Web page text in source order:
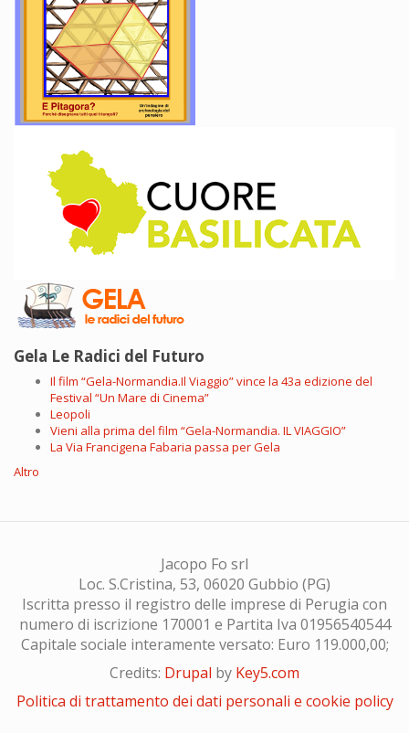
Gela Le Radici del Futuro
Il film “Gela-Normandia.Il Viaggio” vince la 43a edizione del
Festival “Un Mare di Cinema”
Leopoli
Vieni alla prima del film “Gela-Normandia. IL VIAGGIO”
La Via Francigena Fabaria passa per Gela
Altro
Jacopo Fo srl
Loc. S.Cristina, 53, 06020 Gubbio (PG)
Iscritta presso il registro delle imprese di Perugia con
numero di iscrizione 170001 e Partita Iva 01956540544
Capitale sociale interamente versato: Euro 119.000,00;
Credits: Drupal by Key5.com
Politica di trattamento dei dati personali e cookie policy